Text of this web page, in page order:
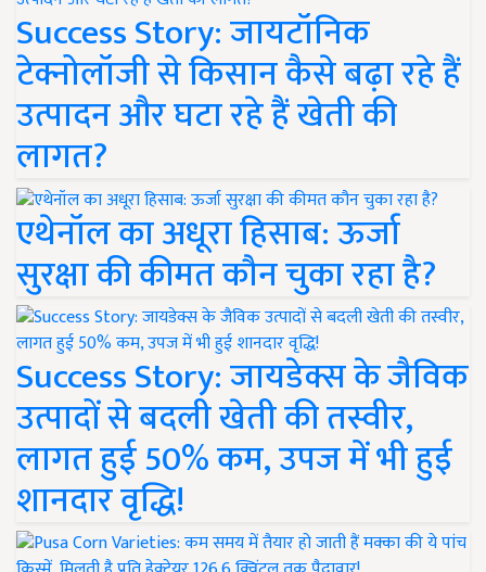
Success Story: जायटॉनिक
टेक्नोलॉजी से किसान कैसे बढ़ा रहे हैं
उत्पादन और घटा रहे हैं खेती की
लागत?
एथेनॉल का अधूरा हिसाब: ऊर्जा
सुरक्षा की कीमत कौन चुका रहा है?
Success Story: जायडेक्स के जैविक
उत्पादों से बदली खेती की तस्वीर,
लागत हुई 50% कम, उपज में भी हुई
शानदार वृद्धि!